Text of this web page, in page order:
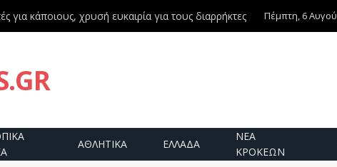
για κάποιους, χρυσή ευκαιρία για τους διαρρήκτες Πέμπτη, 6
ΑΘΛΗΤΙΚΑ ΕΛΛΑΔΑ
ΝΕΑ
ΚΡΟΚΕΩΝ